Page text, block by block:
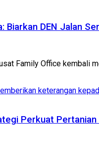
Biarkan DEN Jalan
Family Office kembali
Perkuat